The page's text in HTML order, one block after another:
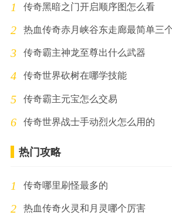
1 传奇黑暗之门开启顺序图怎么看
2 热血传奇赤月峡谷东走廊最简单三
3 传奇霸主神龙至尊出什么武器
4 传奇世界砍树在哪学技能
5 传奇霸主元宝怎么交易
6 传奇世界战士手动烈火怎么用的
热门攻略
1 传奇哪里刷怪最多的
2 热血传奇火灵和月灵哪个厉害